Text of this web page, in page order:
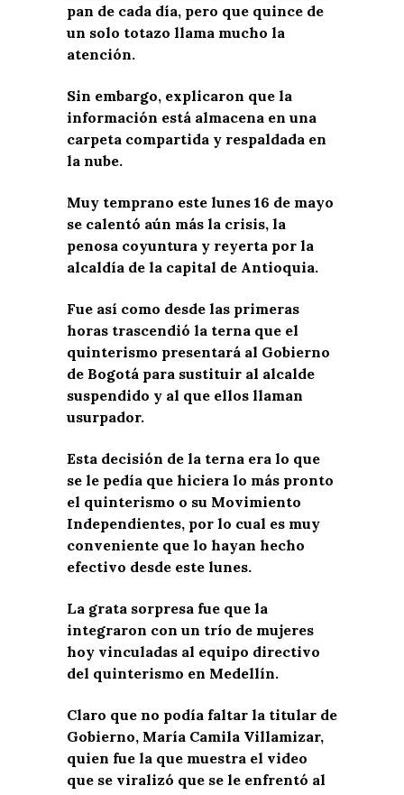
pan de cada día, pero que quince de
un solo totazo llama mucho la
atención.
Sin embargo, explicaron que la
información está almacena en una
carpeta compartida y respaldada en
la nube.
Muy temprano este lunes 16 de mayo
se calentó aún más la crisis, la
penosa coyuntura y reyerta por la
alcaldía de la capital de Antioquia.
Fue así como desde las primeras
horas trascendió la terna que el
quinterismo presentará al Gobierno
de Bogotá para sustituir al alcalde
suspendido y al que ellos llaman
usurpador.
Esta decisión de la terna era lo que
se le pedía que hiciera lo más pronto
el quinterismo o su Movimiento
Independientes, por lo cual es muy
conveniente que lo hayan hecho
efectivo desde este lunes.
La grata sorpresa fue que la
integraron con un trío de mujeres
hoy vinculadas al equipo directivo
del quinterismo en Medellín.
Claro que no podía faltar la titular de
Gobierno, María Camila Villamizar,
quien fue la que muestra el video
que se viralizó que se le enfrentó al